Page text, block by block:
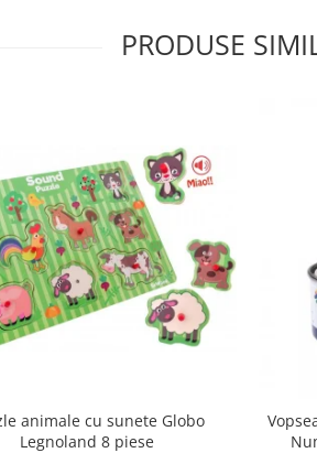
PRODUSE
animale cu sunete Globo
Legnoland 8 piese